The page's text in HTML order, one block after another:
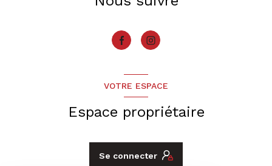
VOTRE ESPACE
Espace propriétaire
Se connecter